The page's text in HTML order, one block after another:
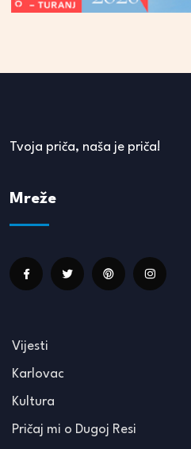
Tvoja priča, naša je priča!
Mreže
Vijesti
Karlovac
Kultura
Pričaj mi o Dugoj Resi